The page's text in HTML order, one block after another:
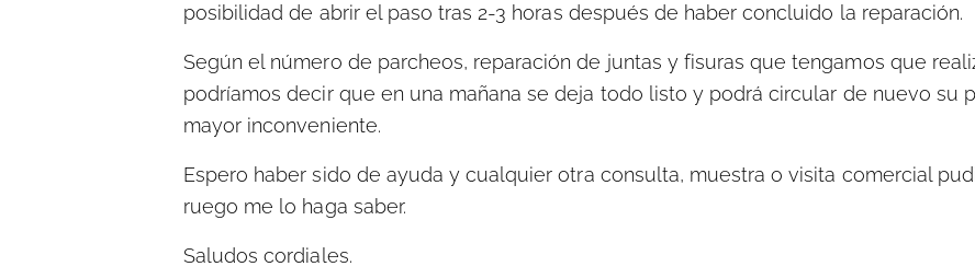
posibilidad de abrir el paso tras 2-3 horas después de haber concluido la reparación.
Según el número de parcheos, reparación de juntas y fisuras que tengamos que
podríamos decir que en una mañana se deja todo listo y podrá circular de nuevo su
mayor inconveniente.
Espero haber sido de ayuda y cualquier otra consulta, muestra o visita comercial
ruego me lo haga saber.
Saludos cordiales.